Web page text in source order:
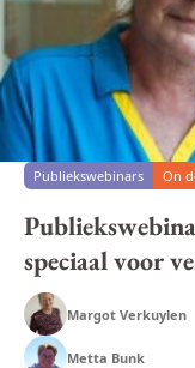
Publiekswebinars On
speciaal voor
Margot Verkuylen
Metta Bunk